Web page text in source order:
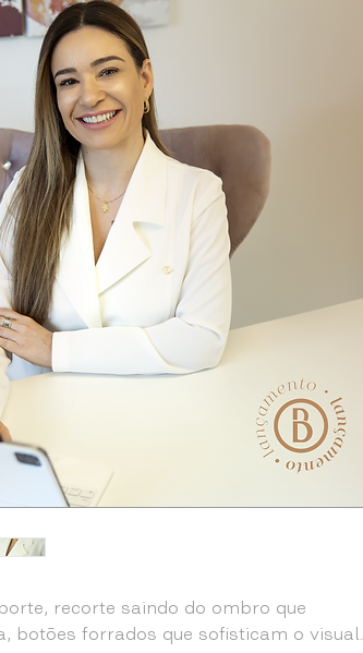
recorte saindo do ombro que
botões forrados que sofisticam o visual.